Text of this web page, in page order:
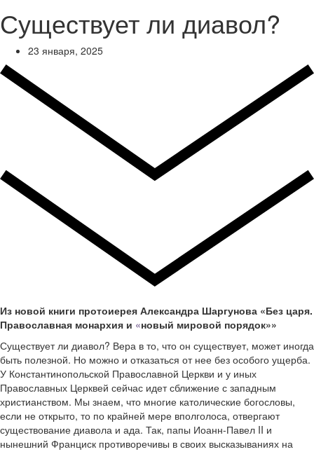
Существует ли диавол?
23 января, 2025
Из новой книги протоиерея Александра Шаргунова «Без царя.
Православная монархия и «новый мировой порядок»»
Существует ли диавол? Вера в то, что он существует, может иногда
быть полезной. Но можно и отказаться от нее без особого ущерба.
У Константинопольской Православной Церкви и у иных
Православных Церквей сейчас идет сближение с западным
христианством. Мы знаем, что многие католические богословы,
если не открыто, то по крайней мере вполголоса, отвергают
существование диавола и ада. Так, папы Иоанн-Павел II и
нынешний Франциск противоречивы в своих высказываниях на